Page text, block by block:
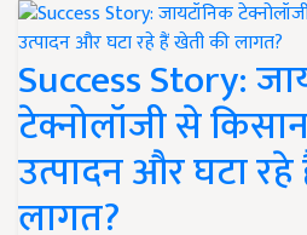
Success Story:
टेक्नोलॉजी से
उत्पादन और घटा
लागत?